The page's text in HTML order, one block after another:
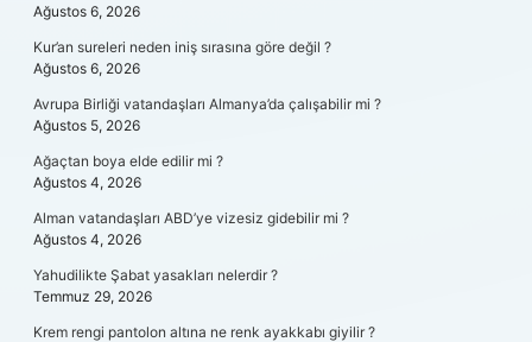
Ağustos 6, 2026
Kur’an sureleri neden iniş sırasına göre değil ?
Ağustos 6, 2026
Avrupa Birliği vatandaşları Almanya’da çalışabilir mi ?
Ağustos 5, 2026
Ağaçtan boya elde edilir mi ?
Ağustos 4, 2026
Alman vatandaşları ABD’ye vizesiz gidebilir mi ?
Ağustos 4, 2026
Yahudilikte Şabat yasakları nelerdir ?
Temmuz 29, 2026
Krem rengi pantolon altına ne renk ayakkabı giyilir ?